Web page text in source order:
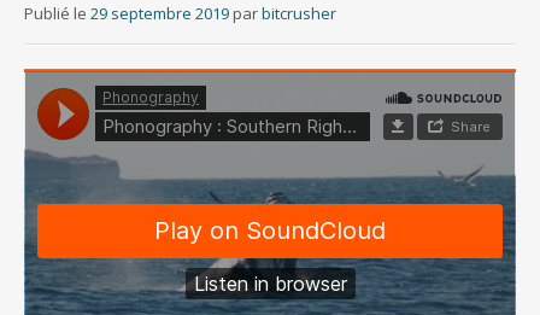
Publié le 29 septembre 2019 parbitcrusher